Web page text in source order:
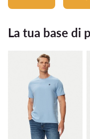
La tua base di